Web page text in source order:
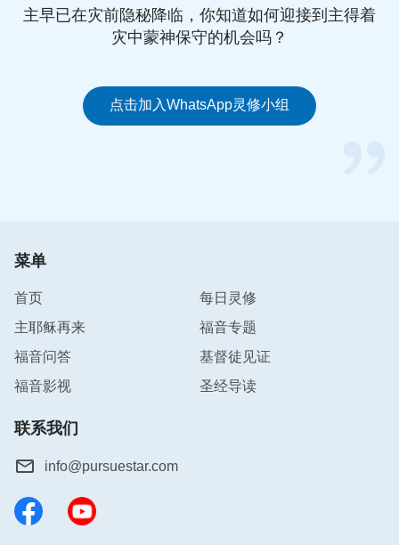
主早已在灾前隐秘降临，你知道如何迎接到主得着
灾中蒙神保守的机会吗？
点击加入WhatsApp灵修小组
菜单
首页
每日灵修
主耶稣再来
福音专题
福音问答
基督徒见证
福音影视
圣经导读
联系我们
info@pursuestar.com